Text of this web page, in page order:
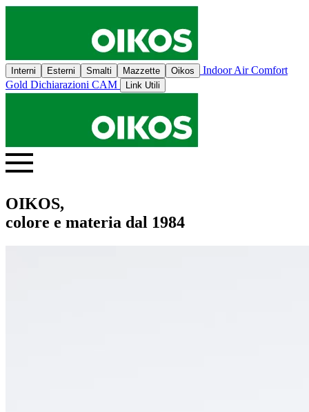
Interni Esterni Smalti Mazzette Oikos
Indoor Air Comfort
Gold Dichiarazioni CAM Link Utili
OIKOS,
colore e materia dal 1984